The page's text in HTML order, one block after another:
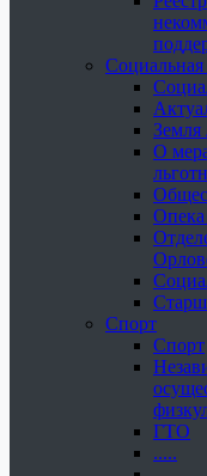
Земля
О
Опека
Спорт
Спорт
ГТО
.....